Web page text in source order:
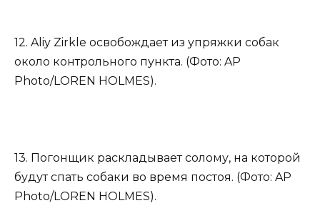
12. Aliy Zirkle освобождает из упряжки собак
около контрольного пункта. (Фото: AP
Photo/LOREN HOLMES).
13. Погонщик раскладывает солому, на которой
будут спать собаки во время постоя. (Фото: AP
Photo/LOREN HOLMES).